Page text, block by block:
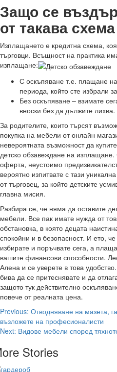
Защо се
от такава
Изплащането е кредитна схема,
търговци. Всъщност на практика
изплащане:
С оскъпяване т.е. плащане
периода, който сте избрали
Без оскъпяване – взимате
вноски без да дължите лихва.
За родителите, които търсят
покупка на мебели от онлайн
невероятната възможност да
детско обзавеждане на
оферта, неустоимо
вероятно изпитвате с тази
от търговец, за който детските
главна мисия.
Разбира се, че няма да оставите
мебели. Все пак имате нужда от
обстановка, в която децата
спокойни и в безопасност. И ето,
избирате и поръчвате сега, а
вашите финансови способности.
Алена и се уверете в това
бива да се притеснявате и да
защото тук действително
повече от реалната цена.
Post
navigation
Previous: Отводняване на мазета,
възложете на професионалисти
Next: Видове мебели според
Stories